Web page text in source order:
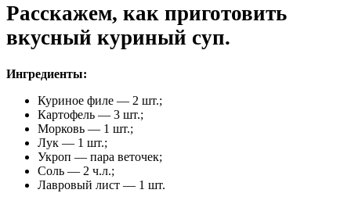
Расскажем, как приготовить
вкусный куриный суп.
Ингредиенты:
Куриное филе — 2 шт.;
Картофель — 3 шт.;
Морковь — 1 шт.;
Лук — 1 шт.;
Укроп — пара веточек;
Соль — 2 ч.л.;
Лавровый лист — 1 шт.